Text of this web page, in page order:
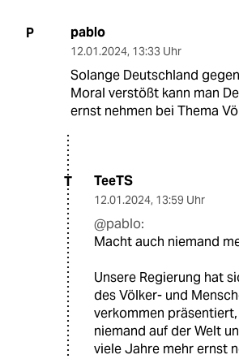
P pablo
12.01.2024, 13:33 Uhr
Solange Deutschland
Moral verstößt kann man
ernst nehmen bei Thema
T TeeTS
12.01.2024, 13:59 Uhr
@pablo:
Macht auch niemand
Unsere Regierung hat
des Völker- und
verkommen
niemand auf der Welt
viele Jahre mehr ernst